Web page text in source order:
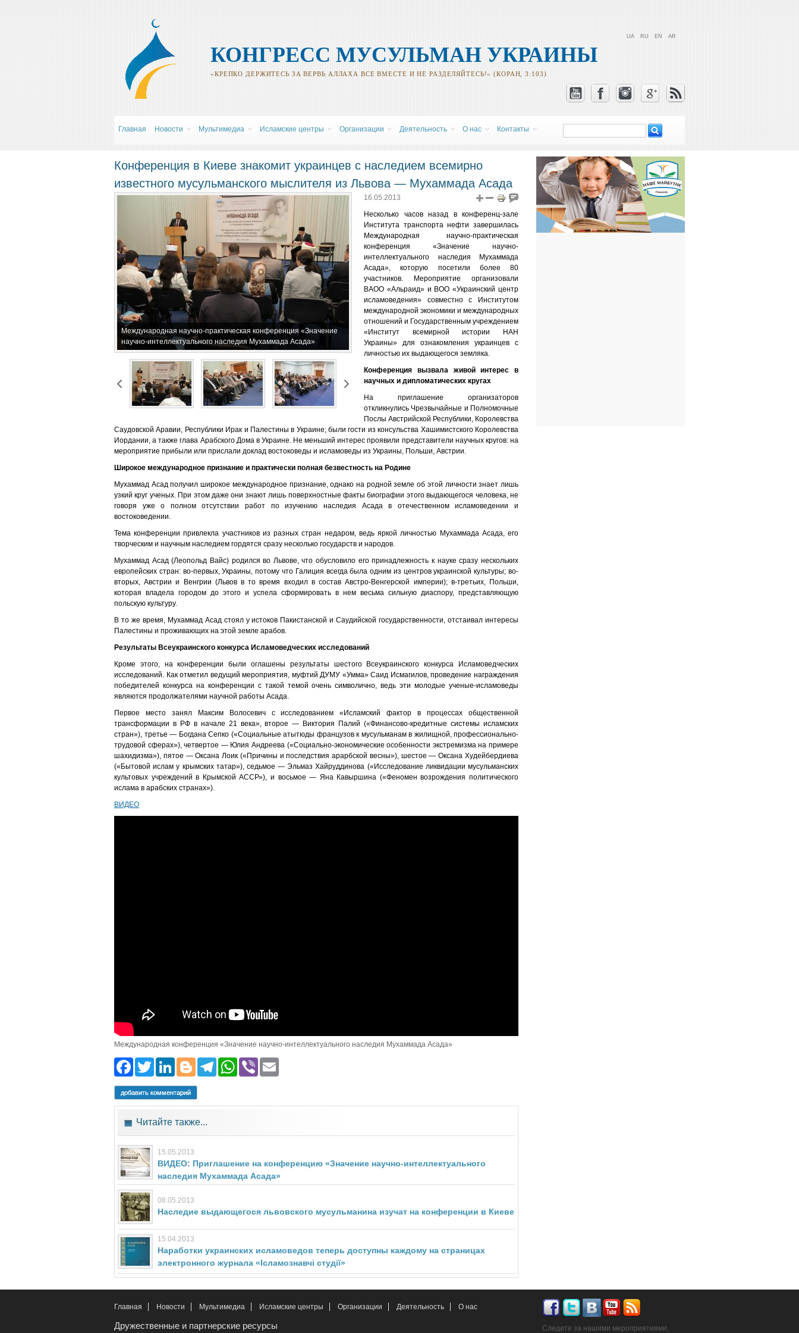
КОНГРЕСС МУСУЛЬМАН УКРАИНЫ
«КРЕПКО ДЕРЖИТЕСЬ ЗА ВЕРВЬ АЛЛАХА ВСЕ ВМЕСТЕ И НЕ РАЗДЕЛЯЙТЕСЬ!» (КОРАН, 3:103)
UA RU EN AR
Главная Новости Мультимедиа Исламские центры Oрганизации Деятельность О нас Контакты Форма поиска
Конференция в Киеве знакомит украинцев с наследием всемирно
известного мусульманского мыслителя из Львова — Мухаммада Асада
Международная научно-практическая конференция «Значение
научно-интеллектуального наследия Мухаммада Асада»
16.05.2013
Несколько часов назад в конференц-зале
Института транспорта нефти завершилась
Международная научно-практическая
конференция «Значение научно-
интеллектуального наследия Мухаммада
Асада», которую посетили более 80
участников. Мероприятие организовали
ВАОО «Альраид» и ВОО «Украинский центр
исламоведения» совместно с Институтом
международной экономики и международных
отношений и Государственным учреждением
«Институт всемирной истории НАН
Украины» для ознакомления украинцев с
личностью их выдающегося земляка.
Конференция вызвала живой интерес в
научных и дипломатических кругах
На приглашение организаторов
откликнулись Чрезвычайные и Полномочные
Послы Австрийской Республики, Королевства
Саудовской Аравии, Республики Ирак и Палестины в Украине; были гости из консульства Хашимистского Королевства
Иордании, а также глава Арабского Дома в Украине. Не меньший интерес проявили представители научных кругов: на
мероприятие прибыли или прислали доклад востоковеды и исламоведы из Украины, Польши, Австрии.
Широкое международное признание и практически полная безвестность на Родине
Мухаммад Асад получил широкое международное признание, однако на родной земле об этой личности знает лишь
узкий круг ученых. При этом даже они знают лишь поверхностные факты биографии этого выдающегося человека, не
говоря уже о полном отсутствии работ по изучению наследия Асада в отечественном исламоведении и
востоковедении.
Тема конференции привлекла участников из разных стран недаром, ведь яркой личностью Мухаммада Асада, его
творческим и научным наследием гордятся сразу несколько государств и народов.
Мухаммад Асад (Леопольд Вайс) родился во Львове, что обусловило его принадлежность к науке сразу нескольких
европейских стран: во-первых, Украины, потому что Галиция всегда была одним из центров украинской культуры; во-
вторых, Австрии и Венгрии (Львов в то время входил в состав Австро-Венгерской империи); в-третьих, Польши,
которая владела городом до этого и успела сформировать в нем весьма сильную диаспору, представляющую
польскую культуру.
В то же время, Мухаммад Асад стоял у истоков Пакистанской и Саудийской государственности, отстаивал интересы
Палестины и проживающих на этой земле арабов.
Результаты Всеукраинского конкурса Исламоведческих исследований
Кроме этого, на конференции были оглашены результаты шестого Всеукраинского конкурса Исламоведческих
исследований. Как отметил ведущий мероприятия, муфтий ДУМУ «Умма» Саид Исмагилов, проведение награждения
победителей конкурса на конференции с такой темой очень символично, ведь эти молодые ученые-исламоведы
являются продолжателями научной работы Асада.
Первое место занял Максим Волосевич с исследованием «Исламский фактор в процессах общественной
трансформации в РФ в начале 21 века», второе — Виктория Палий («Финансово-кредитные системы исламских
стран»), третье — Богдана Сепко («Социальные атытюды французов к мусульманам в жилищной, профессионально-
трудовой сферах»), четвертое — Юлия Андреева («Социально-экономические особенности экстремизма на примере
шахидизма»), пятое — Оксана Лоик («Причины и последствия арарбской весны»), шестое — Оксана Худейбердиева
(«Бытовой ислам у крымских татар»), седьмое — Эльмаз Хайруддинова («Исследование ликвидации мусульманских
культовых учреждений в Крымской АССР»), и восьмое — Яна Кавыршина («Феномен возрождения политического
ислама в арабских странах»).
ВИДЕО
Международная конференция «Значение научно-интеллектуального наследия Мухаммада Асада»
Facebook
Twitter
LinkedIn
Blogger
Telegram
WhatsApp
Viber
добавить комментарий
Читайте также...
15.05.2013
ВИДЕО: Приглашение на конференцию «Значение научно-интеллектуального
наследия Мухаммада Асада»
08.05.2013
Наследие выдающегося львовского мусульманина изучат на конференции в Киеве
15.04.2013
Наработки украинских исламоведов теперь доступны каждому на страницах
электронного журнала «Ісламознавчі студії»
Следите за нашими мероприятиями,
Главная Новости Мультимедиа Исламские центры Организации Деятельность О нас
Дружественные и партнерские ресурсы